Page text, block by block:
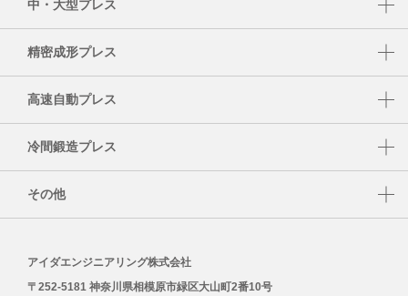
NS1
NS2
DSF-T
DSF-P
中・大型プレス
S1-E
PMX
TMX
精密成形プレス
DSF-U
高速自動プレス
HMX-M
HMX-S
冷間鍛造プレス
CF1
FMX
その他
FAシステム
アイダエンジニアリング株式会社
〒252-5181 神奈川県相模原市緑区大山町2番10号